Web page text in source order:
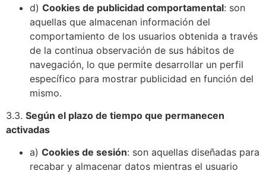
d) Cookies de publicidad comportamental: son
aquellas que almacenan información del
comportamiento de los usuarios obtenida a través
de la continua observación de sus hábitos de
navegación, lo que permite desarrollar un perfil
específico para mostrar publicidad en función del
mismo.
3.3. Según el plazo de tiempo que permanecen
activadas
a) Cookies de sesión: son aquellas diseñadas para
recabar y almacenar datos mientras el usuario